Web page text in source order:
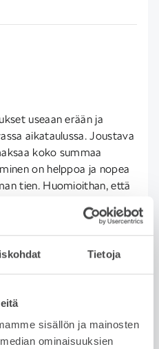
Tietoja
sisällön ja mainosten
ominaisuuksien
useaan erään ja
aikataulussa. Joustava
koko summaa
on helppoa ja nopea
tien. Huomioithan, että